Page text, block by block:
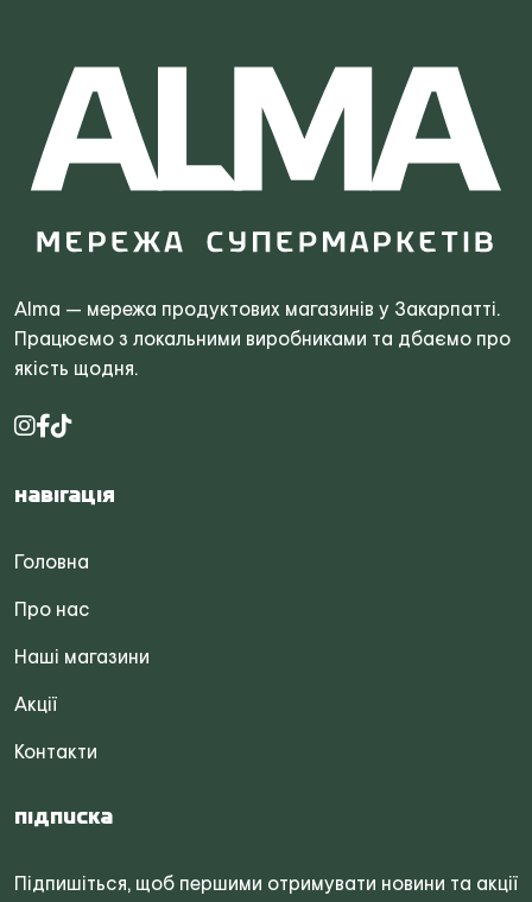
Alma — мережа продуктових магазинів у Закарпатті.
Працюємо з локальними виробниками та дбаємо про
якість щодня.
Навігація
Головна
Про нас
Наші магазини
Акції
Контакти
Підписка
Підпишіться, щоб першими отримувати новини та акції